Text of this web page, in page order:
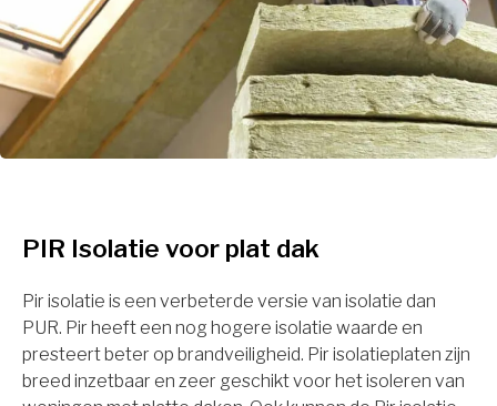
PIR Isolatie voor plat dak
Pir isolatie is een verbeterde versie van isolatie dan
PUR. Pir heeft een nog hogere isolatie waarde en
presteert beter op brandveiligheid. Pir isolatieplaten zijn
breed inzetbaar en zeer geschikt voor het isoleren van